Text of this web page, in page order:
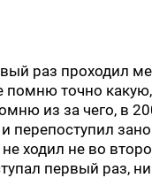
раз проходил
помню точно
из за чего, в
перепоступил
ходил не во
первый раз, ни